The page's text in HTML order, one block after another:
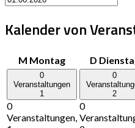
Kalender von
M Montag D
0
Veranstaltungen
1
0
Veranstaltungen,
0
2
0